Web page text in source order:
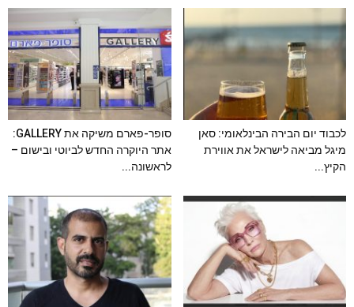
לכבוד יום הבירה הבינלאומי: סאן
מיגל מביאה לישראל את אווירת
הקיץ...
סופר-פארם משיקה את GALLERY:
אתר היוקרה החדש לביוטי ובישום –
לראשונה...